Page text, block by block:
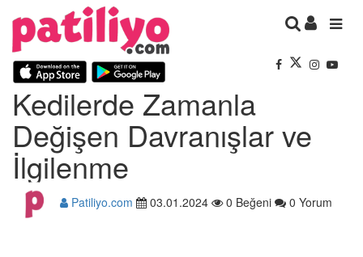
Kedilerde Zamanla
Değişen Davranışlar ve
İlgilenme
Patiliyo.com 03.01.2024 0 Beğeni 0 Yorum